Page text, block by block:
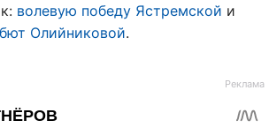
волевую победу Ястремской и
Олийниковой.